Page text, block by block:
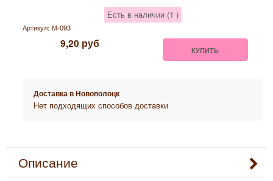
Есть в наличии (1 )
Артикул: М-093
9,20 руб КУПИТЬ
Доставка вНовополоцк
Нет подходящих способов доставки
Описание